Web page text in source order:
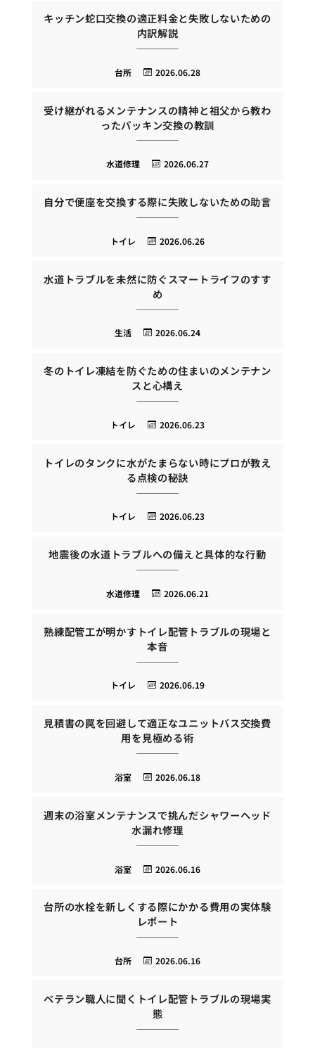
キッチン蛇口交換の適正料金と失敗しないための
内訳解説
2026.06.28
台所
受け継がれるメンテナンスの精神と祖父から教わ
ったパッキン交換の教訓
2026.06.27
水道修理
自分で便座を交換する際に失敗しないための助言
2026.06.26
トイレ
水道トラブルを未然に防ぐスマートライフのすす
め
2026.06.24
生活
冬のトイレ凍結を防ぐための住まいのメンテナン
スと心構え
2026.06.23
トイレ
トイレのタンクに水がたまらない時にプロが教え
る点検の秘訣
2026.06.23
トイレ
地震後の水道トラブルへの備えと具体的な行動
2026.06.21
水道修理
熟練配管工が明かすトイレ配管トラブルの現場と
本音
2026.06.19
トイレ
見積書の罠を回避して適正なユニットバス交換費
用を見極める術
2026.06.18
浴室
週末の浴室メンテナンスで挑んだシャワーヘッド
水漏れ修理
2026.06.16
浴室
台所の水栓を新しくする際にかかる費用の実体験
レポート
2026.06.16
台所
ベテラン職人に聞くトイレ配管トラブルの現場実
態